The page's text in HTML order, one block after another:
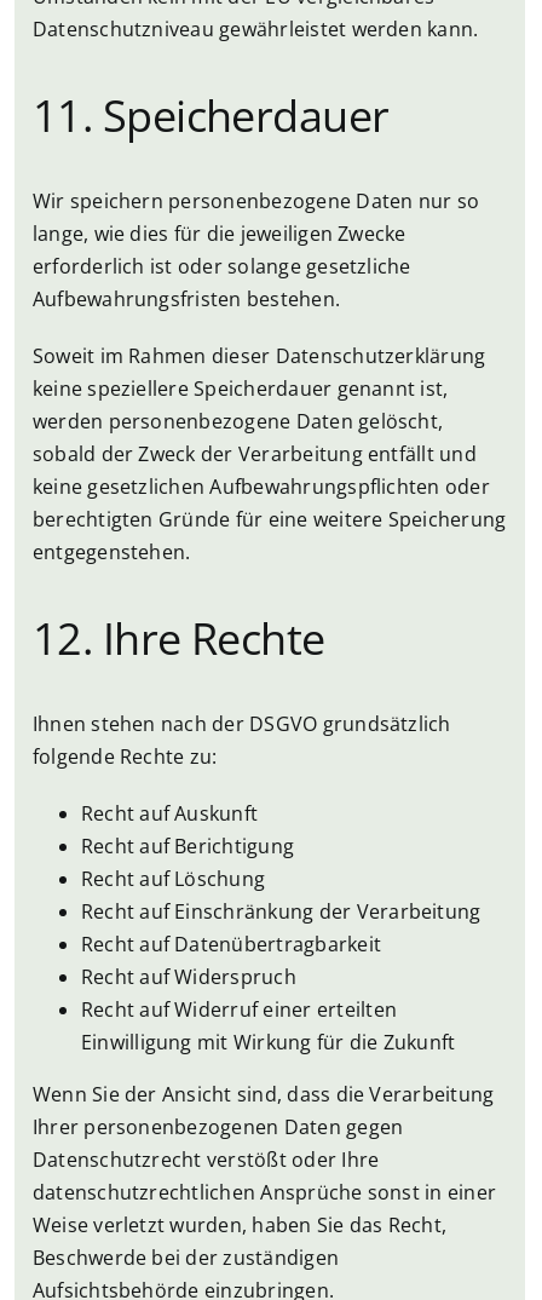
Datenschutzniveau gewährleistet werden kann.
11. Speicherdauer
Wir speichern personenbezogene Daten nur so
lange, wie dies für die jeweiligen Zwecke
erforderlich ist oder solange gesetzliche
Aufbewahrungsfristen bestehen.
Soweit im Rahmen dieser Datenschutzerklärung
keine speziellere Speicherdauer genannt ist,
werden personenbezogene Daten gelöscht,
sobald der Zweck der Verarbeitung entfällt und
keine gesetzlichen Aufbewahrungspflichten oder
berechtigten Gründe für eine weitere Speicherung
entgegenstehen.
12. Ihre Rechte
Ihnen stehen nach der DSGVO grundsätzlich
folgende Rechte zu:
Recht auf Auskunft
Recht auf Berichtigung
Recht auf Löschung
Recht auf Einschränkung der Verarbeitung
Recht auf Datenübertragbarkeit
Recht auf Widerspruch
Recht auf Widerruf einer erteilten
Einwilligung mit Wirkung für die Zukunft
Wenn Sie der Ansicht sind, dass die Verarbeitung
Ihrer personenbezogenen Daten gegen
Datenschutzrecht verstößt oder Ihre
datenschutzrechtlichen Ansprüche sonst in einer
Weise verletzt wurden, haben Sie das Recht,
Beschwerde bei der zuständigen
Aufsichtsbehörde einzubringen.